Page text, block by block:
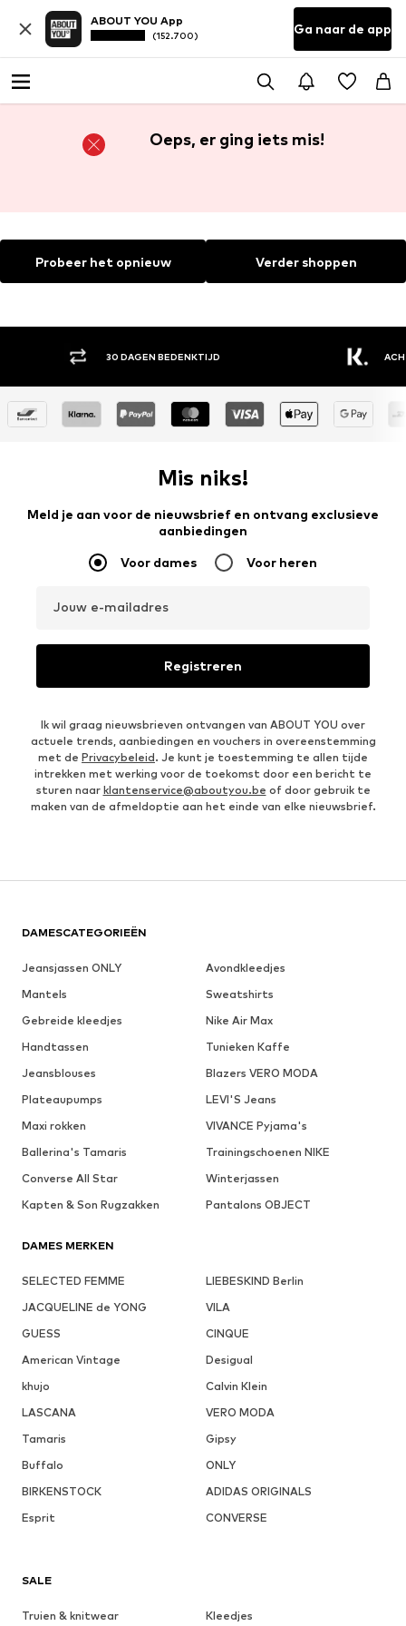
ABOUT YOU App
(152.700) Ga naar de app
Oeps, er ging iets mis!
Probeer het opnieuw Verder shoppen
30 DAGEN BEDENKTIJD
Mis niks!
Meld je aan voor de nieuwsbrief en ontvang exclusieve
aanbiedingen
Voor dames Voor heren
Jouw e-mailadres
Registreren
Ik wil graag nieuwsbrieven ontvangen van ABOUT YOU over
actuele trends, aanbiedingen en vouchers in overeenstemming
met de Privacybeleid. Je kunt je toestemming te allen tijde
intrekken met werking voor de toekomst door een bericht te
sturen naar klantenservice@aboutyou.be of door gebruik te
maken van de afmeldoptie aan het einde van elke nieuwsbrief.
DAMESCATEGORIEËN
Jeansjassen ONLY
Avondkleedjes
Mantels
Sweatshirts
Gebreide kleedjes
Nike Air Max
Handtassen
Tunieken Kaffe
Jeansblouses
Blazers VERO MODA
Plateaupumps
LEVI'S Jeans
Maxi rokken
VIVANCE Pyjama's
Ballerina's Tamaris
Trainingschoenen NIKE
Converse All Star
Winterjassen
Kapten & Son Rugzakken
Pantalons OBJECT
DAMES MERKEN
SELECTED FEMME
LIEBESKIND Berlin
JACQUELINE de YONG
VILA
GUESS
CINQUE
American Vintage
Desigual
khujo
Calvin Klein
LASCANA
VERO MODA
Tamaris
Gipsy
Buffalo
ONLY
BIRKENSTOCK
ADIDAS ORIGINALS
Esprit
CONVERSE
SALE
Truien & knitwear
Kleedjes